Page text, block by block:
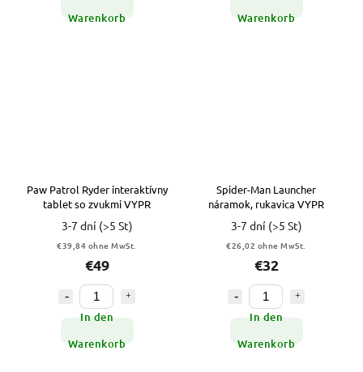
Warenkorb
Warenkorb
Paw Patrol Ryder interaktívny
tablet so zvukmi VYPR
3-7 dní (>5 St)
€39,84 ohne MwSt.
€49
In den
Warenkorb
Spider-Man Launcher
náramok, rukavica VYPR
3-7 dní (>5 St)
€26,02 ohne MwSt.
€32
In den
Warenkorb